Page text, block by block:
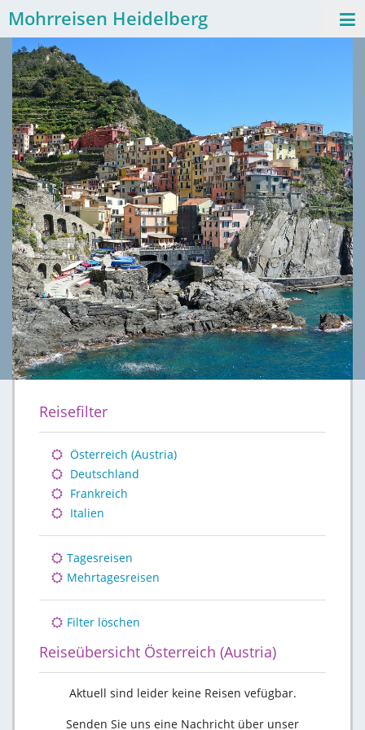
Mohrreisen Heidelberg
Reisefilter
Österreich (Austria)
Deutschland
Frankreich
Italien
Tagesreisen
Mehrtagesreisen
Filter löschen
Reiseübersicht Österreich (Austria)
Aktuell sind leider keine Reisen vefügbar.
Senden Sie uns eine Nachricht über unser